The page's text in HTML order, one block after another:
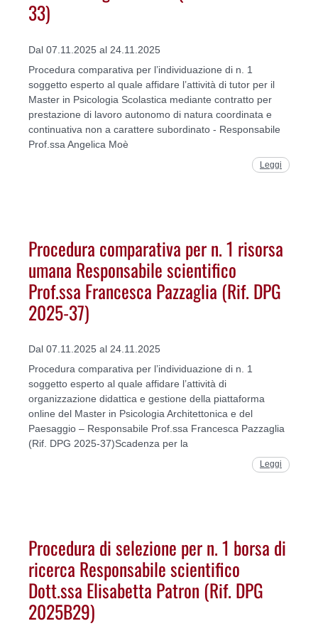
33)
Dal 07.11.2025 al 24.11.2025
Procedura comparativa per l’individuazione di n. 1
soggetto esperto al quale affidare l’attività di tutor per il
Master in Psicologia Scolastica mediante contratto per
prestazione di lavoro autonomo di natura coordinata e
continuativa non a carattere subordinato - Responsabile
Prof.ssa Angelica Moè
Leggi
Procedura comparativa per n. 1 risorsa
umana Responsabile scientifico
Prof.ssa Francesca Pazzaglia (Rif. DPG
2025-37)
Dal 07.11.2025 al 24.11.2025
Procedura comparativa per l’individuazione di n. 1
soggetto esperto al quale affidare l’attività di
organizzazione didattica e gestione della piattaforma
online del Master in Psicologia Architettonica e del
Paesaggio – Responsabile Prof.ssa Francesca Pazzaglia
(Rif. DPG 2025-37)Scadenza per la
Leggi
Procedura di selezione per n. 1 borsa di
ricerca Responsabile scientifico
Dott.ssa Elisabetta Patron (Rif. DPG
2025B29)